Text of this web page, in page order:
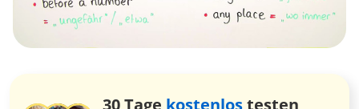
30 Tage kostenlostesten